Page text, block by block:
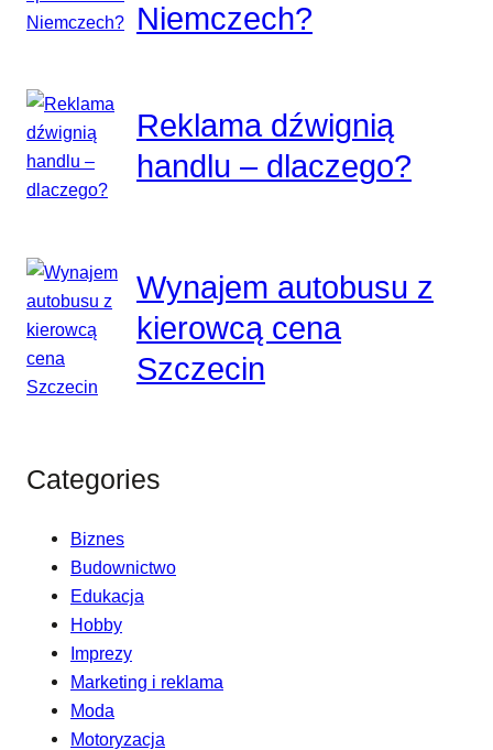
Niemczech?
Reklama dźwignią
handlu – dlaczego?
Wynajem autobusu z
kierowcą cena
Szczecin
Categories
Biznes
Budownictwo
Edukacja
Hobby
Imprezy
Marketing i reklama
Moda
Motoryzacja